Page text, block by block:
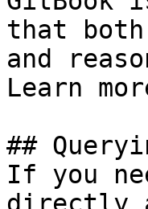
that both
and
Learn
##
If you